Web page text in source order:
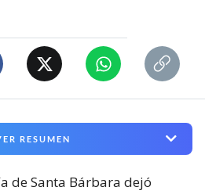
RESUMEN
de Santa Bárbara dejó